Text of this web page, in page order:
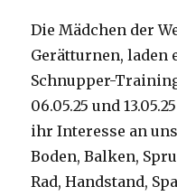
Die Mädchen der
Gerätturnen, laden
Schnupper-
06.05.25 und
ihr Interesse an
Boden, Balken,
Rad, Handstand,